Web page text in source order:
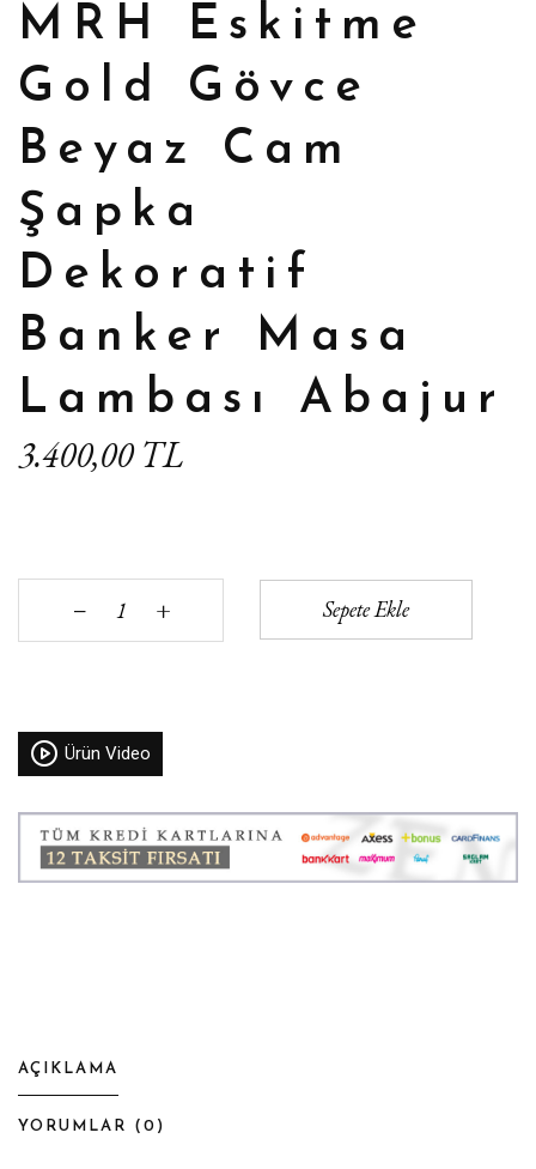
MRH Eskitme
Gold Gövce
Beyaz Cam
Şapka
Dekoratif
Banker Masa
Lambası Abajur
3.400,00 TL
‒ + Sepete Ekle
Ürün Video
AÇIKLAMA
YORUMLAR ( 0 )